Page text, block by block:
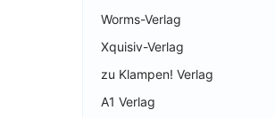
Worms-Verlag
Xquisiv-Verlag
zu Klampen! Verlag
A1 Verlag